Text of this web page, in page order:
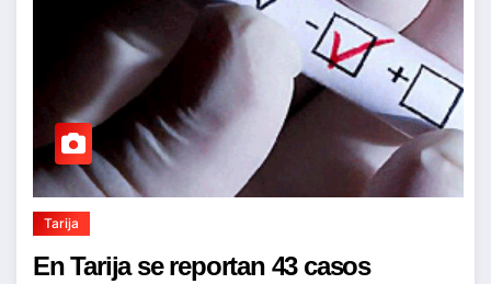
Tarija
En Tarija se reportan 43 casos